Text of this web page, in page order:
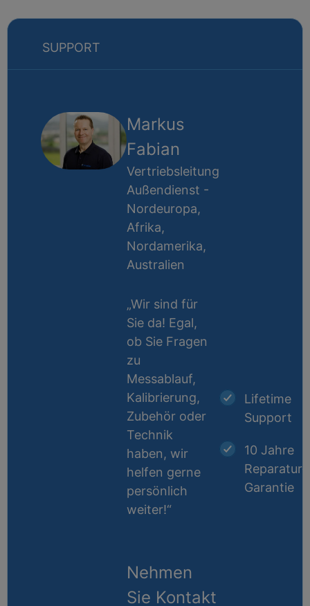
SUPPORT
Markus
Fabian
Vertriebsleitung
Außendienst -
Nordeuropa,
Afrika,
Nordamerika,
Australien
„Wir sind für
Sie da! Egal,
ob Sie Fragen
zu
Messablauf,
Kalibrierung,
Zubehör oder
Technik
haben, wir
helfen gerne
persönlich
weiter!“
Nehmen
Sie Kontakt
Lifetime
Support
10 Jahre
Reparatur-
Garantie